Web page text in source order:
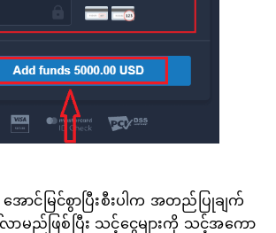
ောင်မြင်စွာပြီးစီးပါက အတည်ပြုချက်
လာမည်ဖြစ်ပြီး သင့်ငွေများကို သင့်အကော